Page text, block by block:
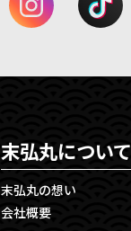
末弘丸について
末弘丸の想い
会社概要